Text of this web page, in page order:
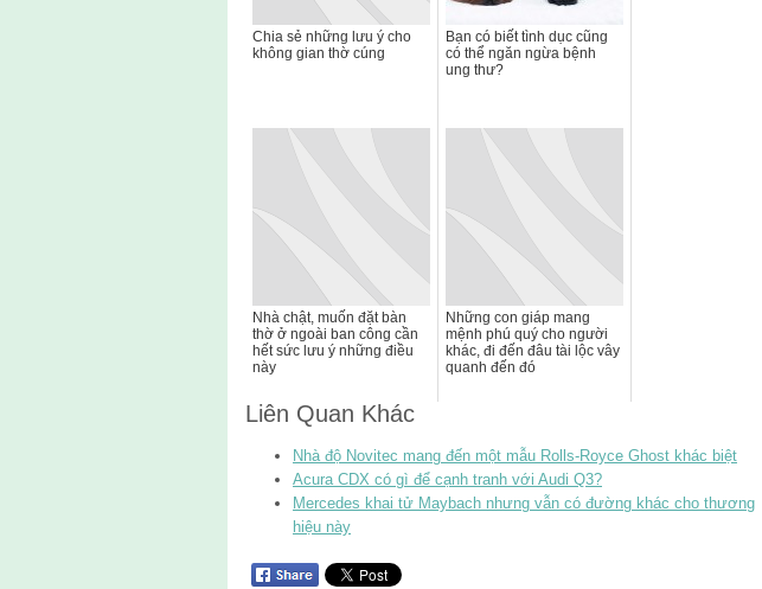
Chia sẻ những lưu ý cho
không gian thờ cúng
Bạn có biết tình dục cũng
có thể ngăn ngừa bệnh
ung thư?
Nhà chật, muốn đặt bàn
thờ ở ngoài ban công cần
hết sức lưu ý những điều
này
Những con giáp mang
mệnh phú quý cho người
khác, đi đến đâu tài lộc vây
quanh đến đó
Liên Quan Khác
Nhà độ Novitec mang đến một mẫu Rolls-Royce Ghost khác biệt
Acura CDX có gì để cạnh tranh với Audi Q3?
Mercedes khai tử Maybach nhưng vẫn có đường khác cho thương
hiệu này